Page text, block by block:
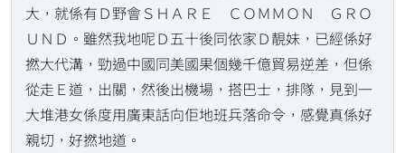
大，就係有Ｄ野會ＳＨＡＲＥ ＣＯＭＭＯＮ ＧＲＯ
ＵＮＤ。雖然我地呢Ｄ五十後同依家Ｄ靚妹，已經係好
撚大代溝，勁過中國同美國果個幾千億貿易逆差，但係
從走Ｅ道，出關，然後出機場，搭巴士，排隊，見到一
大堆港女係度用廣東話向佢地班兵落命令，感覺真係好
親切，好撚地道。